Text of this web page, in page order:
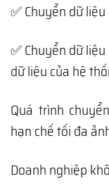
✅ Chuyển dữ
✅ Chuyển dữ
dữ liệu của hệ
Quá trình
hạn chế tối đa
Doanh nghiệp